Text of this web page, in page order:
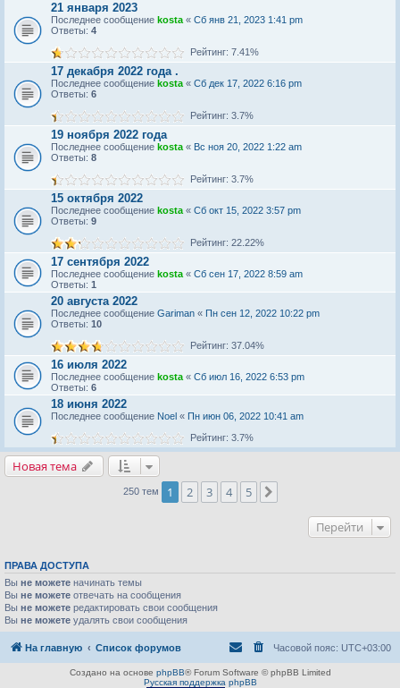
21 января 2023
Последнее сообщение kosta « Сб янв 21, 2023 1:41 pm
Ответы: 4
Рейтинг: 7.41%
17 декабря 2022 года .
Последнее сообщение kosta « Сб дек 17, 2022 6:16 pm
Ответы: 6
Рейтинг: 3.7%
19 ноября 2022 года
Последнее сообщение kosta « Вс ноя 20, 2022 1:22 am
Ответы: 8
Рейтинг: 3.7%
15 октября 2022
Последнее сообщение kosta « Сб окт 15, 2022 3:57 pm
Ответы: 9
Рейтинг: 22.22%
17 сентября 2022
Последнее сообщение kosta « Сб сен 17, 2022 8:59 am
Ответы: 1
20 августа 2022
Последнее сообщение Gariman « Пн сен 12, 2022 10:22 pm
Ответы: 10
Рейтинг: 37.04%
16 июля 2022
Последнее сообщение kosta « Сб июл 16, 2022 6:53 pm
Ответы: 6
18 июня 2022
Последнее сообщение Noel « Пн июн 06, 2022 10:41 am
Рейтинг: 3.7%
Новая тема
250 тем 1 2 3 4 5
Перейти
ПРАВА ДОСТУПА
Вы не можете начинать темы
Вы не можете отвечать на сообщения
Вы не можете редактировать свои сообщения
Вы не можете удалять свои сообщения
На главную Список форумов Часовой пояс: UTC+03:00
Создано на основе phpBB® Forum Software © phpBB Limited
Русская поддержка phpBB